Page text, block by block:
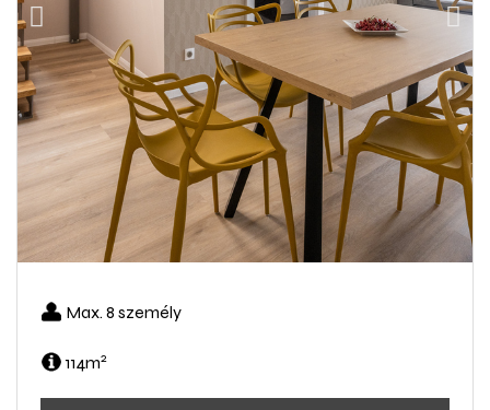
Max. 8 személy
114m2